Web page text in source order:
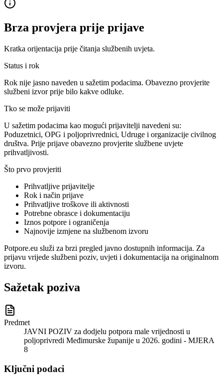
Brza provjera prije prijave
Kratka orijentacija prije čitanja službenih uvjeta.
Status i rok
Rok nije jasno naveden u sažetim podacima. Obavezno provjerite
službeni izvor prije bilo kakve odluke.
Tko se može prijaviti
U sažetim podacima kao mogući prijavitelji navedeni su:
Poduzetnici, OPG i poljoprivrednici, Udruge i organizacije civilnog
društva. Prije prijave obavezno provjerite službene uvjete
prihvatljivosti.
Što prvo provjeriti
Prihvatljive prijavitelje
Rok i način prijave
Prihvatljive troškove ili aktivnosti
Potrebne obrasce i dokumentaciju
Iznos potpore i ograničenja
Najnovije izmjene na službenom izvoru
Potpore.eu služi za brzi pregled javno dostupnih informacija. Za
prijavu vrijede službeni poziv, uvjeti i dokumentacija na originalnom
izvoru.
Sažetak poziva
Predmet
JAVNI POZIV za dodjelu potpora male vrijednosti u
poljoprivredi Međimurske županije u 2026. godini - MJERA
8
Ključni podaci